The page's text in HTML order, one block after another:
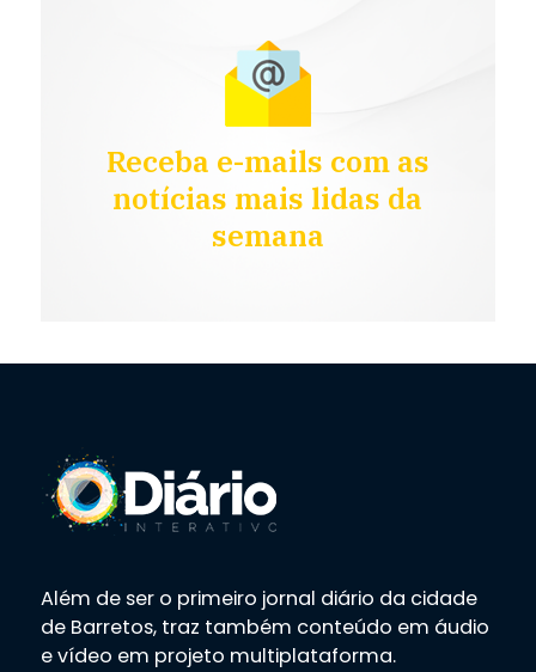
Receba e-mails com as
notícias mais lidas da
semana
Além de ser o primeiro jornal diário da cidade
de Barretos, traz também conteúdo em áudio
e vídeo em projeto multiplataforma.